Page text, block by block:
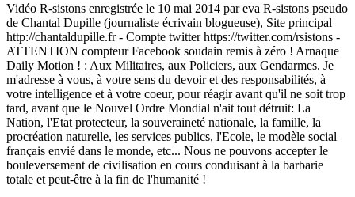
Vidéo R-sistons enregistrée le 10 mai 2014 par eva R-sistons pseudo
de Chantal Dupille (journaliste écrivain blogueuse), Site principal
http://chantaldupille.fr - Compte twitter https://twitter.com/rsistons -
ATTENTION compteur Facebook soudain remis à zéro ! Arnaque
Daily Motion ! : Aux Militaires, aux Policiers, aux Gendarmes. Je
m'adresse à vous, à votre sens du devoir et des responsabilités, à
votre intelligence et à votre coeur, pour réagir avant qu'il ne soit trop
tard, avant que le Nouvel Ordre Mondial n'ait tout détruit: La
Nation, l'Etat protecteur, la souveraineté nationale, la famille, la
procréation naturelle, les services publics, l'Ecole, le modèle social
français envié dans le monde, etc... Nous ne pouvons accepter le
bouleversement de civilisation en cours conduisant à la barbarie
totale et peut-être à la fin de l'humanité !